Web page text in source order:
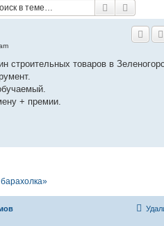
Поиск
строительных товаров в
+ премии.